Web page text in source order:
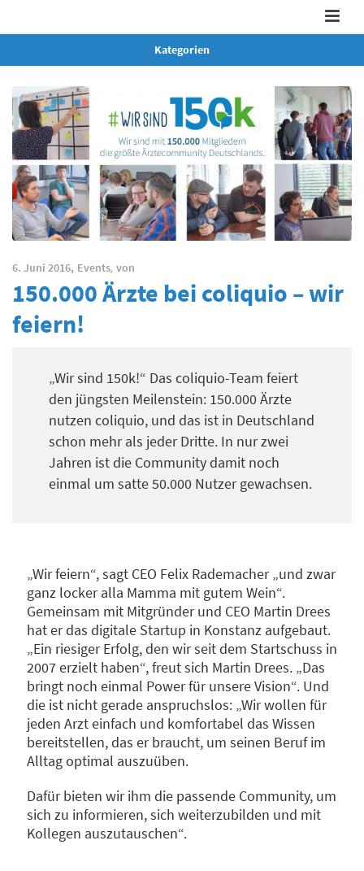
Kategorien
6. Juni 2016, Events, von
150.000 Ärzte bei coliquio – wir
feiern!
„Wir sind 150k!“ Das coliquio-Team feiert
den jüngsten Meilenstein: 150.000 Ärzte
nutzen coliquio, und das ist in Deutschland
schon mehr als jeder Dritte. In nur zwei
Jahren ist die Community damit noch
einmal um satte 50.000 Nutzer gewachsen.
„Wir feiern“, sagt CEO Felix Rademacher „und zwar
ganz locker alla Mamma mit gutem Wein“.
Gemeinsam mit Mitgründer und CEO Martin Drees
hat er das digitale Startup in Konstanz aufgebaut.
„Ein riesiger Erfolg, den wir seit dem Startschuss in
2007 erzielt haben“, freut sich Martin Drees. „Das
bringt noch einmal Power für unsere Vision“. Und
die ist nicht gerade anspruchslos: „Wir wollen für
jeden Arzt einfach und komfortabel das Wissen
bereitstellen, das er braucht, um seinen Beruf im
Alltag optimal auszuüben.
Dafür bieten wir ihm die passende Community, um
sich zu informieren, sich weiterzubilden und mit
Kollegen auszutauschen“.